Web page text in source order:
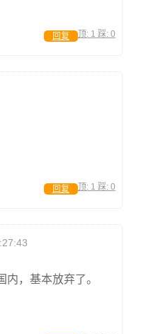
顶: 1 踩: 0
回复
顶: 1 踩: 0
回复
，基本放弃了。